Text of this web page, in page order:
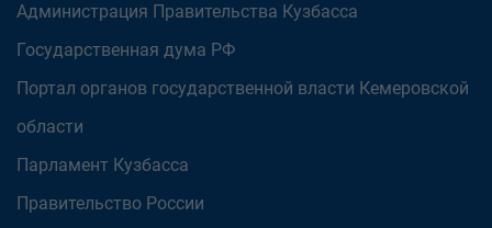
Администрация Правительства Кузбасса
Государственная дума РФ
Портал органов государственной власти Кемеровской
области
Парламент Кузбасса
Правительство России